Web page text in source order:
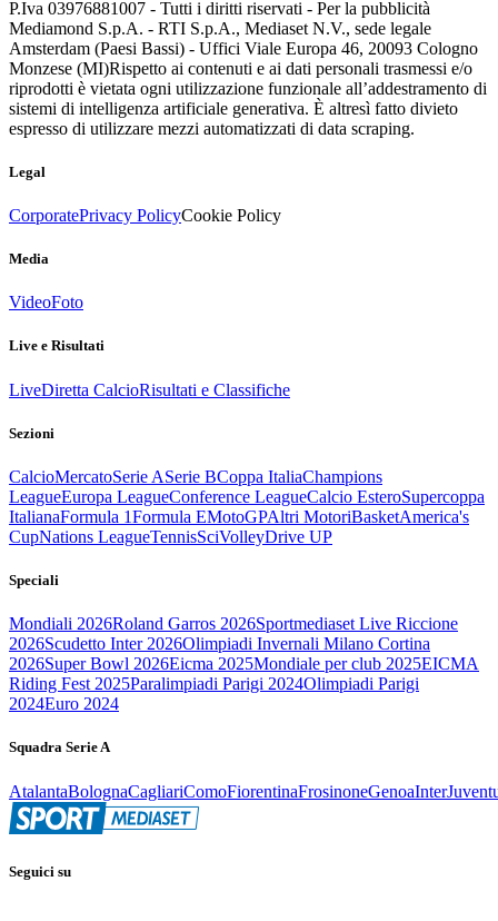
P.Iva 03976881007 - Tutti i diritti riservati - Per la pubblicità
Mediamond S.p.A. - RTI S.p.A., Mediaset N.V., sede legale
Amsterdam (Paesi Bassi) - Uffici Viale Europa 46, 20093 Cologno
Monzese (MI)Rispetto ai contenuti e ai dati personali trasmessi e/o
riprodotti è vietata ogni utilizzazione funzionale all’addestramento di
sistemi di intelligenza artificiale generativa. È altresì fatto divieto
espresso di utilizzare mezzi automatizzati di data scraping.
Legal
CorporatePrivacy PolicyCookie Policy
Media
VideoFoto
Live e Risultati
LiveDiretta CalcioRisultati e Classifiche
Sezioni
CalcioMercatoSerie ASerie BCoppa ItaliaChampions
LeagueEuropa LeagueConference LeagueCalcio EsteroSupercoppa
ItalianaFormula 1Formula EMotoGPAltri MotoriBasketAmerica's
CupNations LeagueTennisSciVolleyDrive UP
Speciali
Mondiali 2026Roland Garros 2026Sportmediaset Live Riccione
2026Scudetto Inter 2026Olimpiadi Invernali Milano Cortina
2026Super Bowl 2026Eicma 2025Mondiale per club 2025EICMA
Riding Fest 2025Paralimpiadi Parigi 2024Olimpiadi Parigi
2024Euro 2024
Squadra Serie A
AtalantaBolognaCagliariComoFiorentinaFrosinoneGenoaInter
Seguici su